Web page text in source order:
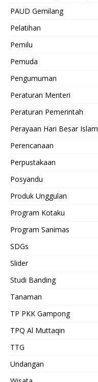
PAUD Gemilang
Pelatihan
Pemilu
Pemuda
Pengumuman
Peraturan Menteri
Peraturan Pemerintah
Perayaan Hari Besar Islam
Perencanaan
Perpustakaan
Posyandu
Produk Unggulan
Program Kotaku
Program Sanimas
SDGs
Slider
Studi Banding
Tanaman
TP PKK Gampong
TPQ Al Muttaqin
TTG
Undangan